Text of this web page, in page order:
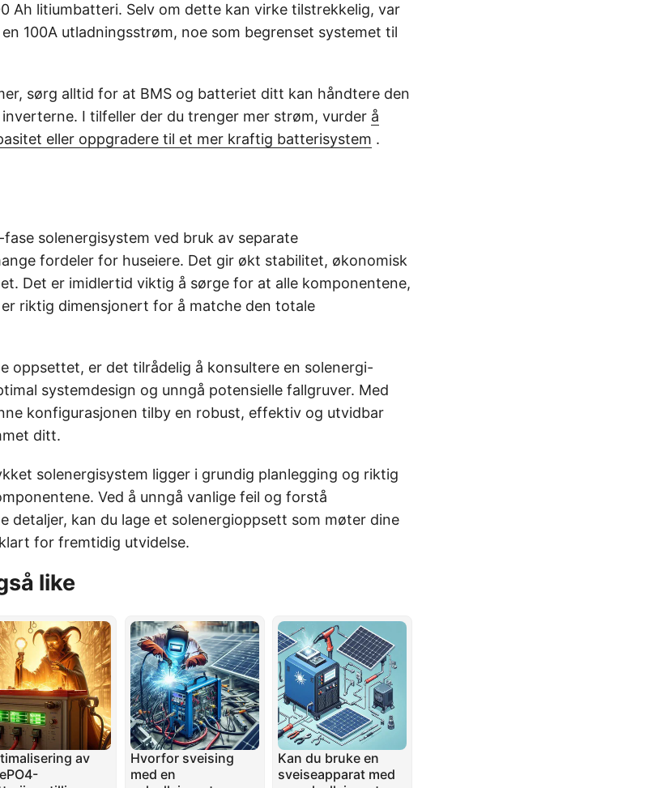
Ah litiumbatteri. Selv om dette kan virke tilstrekkelig, var
100A utladningsstrøm, noe som begrenset systemet til
sørg alltid for at BMS og batteriet ditt kan håndtere den
I tilfeller der du trenger mer strøm, vurder å
eller oppgradere til et mer kraftig batterisystem .
solenergisystem ved bruk av separate
fordeler for huseiere. Det gir økt stabilitet, økonomisk
Det er imidlertid viktig å sørge for at alle komponentene,
riktig dimensjonert for å matche den totale
oppsettet, er det tilrådelig å konsultere en solenergi-
systemdesign og unngå potensielle fallgruver. Med
konfigurasjonen tilby en robust, effektiv og utvidbar
ditt.
solenergisystem ligger i grundig planlegging og riktig
Ved å unngå vanlige feil og forstå
detaljer, kan du lage et solenergioppsett som møter dine
for fremtidig utvidelse.
like
av
Hvorfor sveising
med en
Kan du bruke en
sveiseapparat med